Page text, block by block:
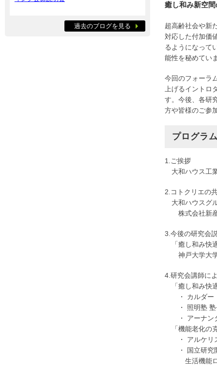
癒し和み新空
超高齢社会や新
対応した付加価
るようになって
能性を秘めてい
今回のフォーラ
上げるイント
す。今後、各研
方や皆様のご参
プログラ
1.ご挨拶
大和ハウス工
2.コトクリエの
大和ハウスグ
株式会社新
3.今後の研究会
「癒し和み快
神戸大学大学
4.研究会講師に
「癒し和み快
・ カルダー・
・ 照明塾 塾
・ アーナンダ
「機能老化の
・ アルケリス
・ 国立研究開
生活機能ロボ
過去のブログを見る